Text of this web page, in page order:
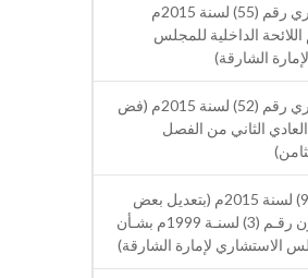
مرسوم أميري رقم (55) لسنة 2015م
اللائحة الداخلية للمجلس
الشارقة)
مرسوم أميري رقم (52) لسنة 2015م (فض
العادي الثاني من الفصل
قانون رقم (9) لسنة 2015م (بتعديل بعض
أحكام القانون رقـم (3) لسنـة 1999م بشـأن
الاستشاري لإمارة الشارقة)